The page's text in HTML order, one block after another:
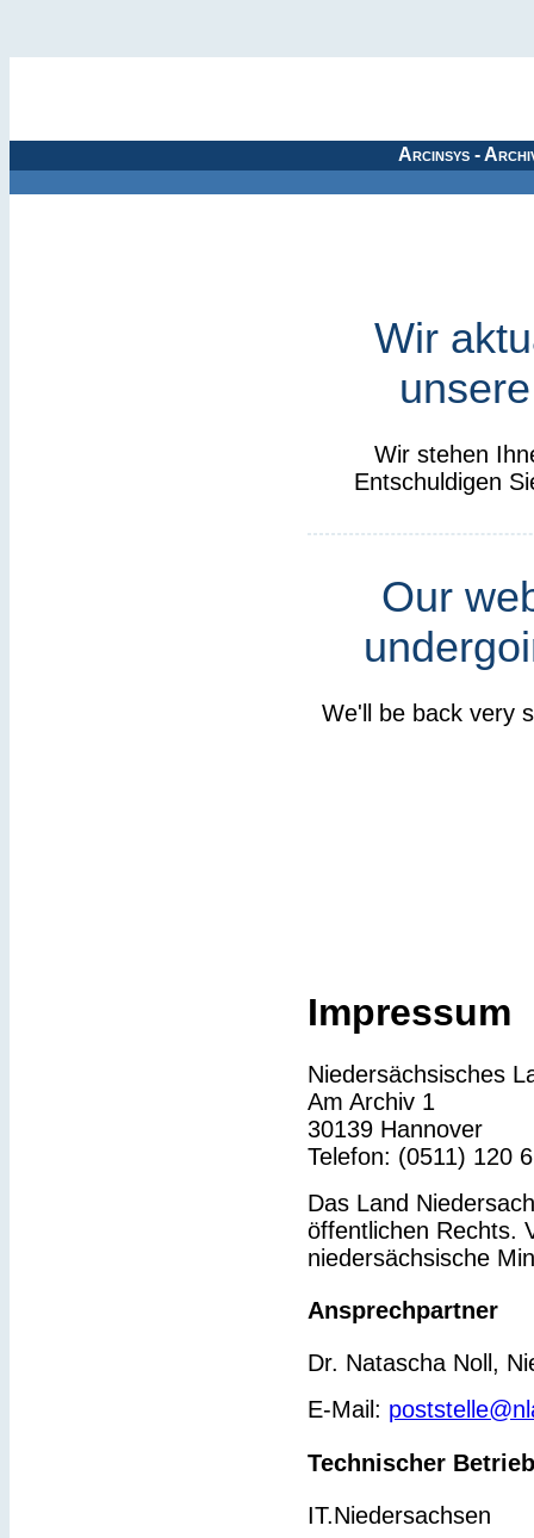
Arcinsys -
Wir
Wir stehen
Entschuldigen
Our
We'll be back very
Impressum
Niedersächsisches
Am Archiv 1
30139 Hannover
Telefon: (0511) 120
Das Land
öffentlichen Rechts.
niedersächsische
Ansprechpartner
Dr. Natascha Noll,
E-Mail:
Technischer Betrieb
IT.Niedersachsen